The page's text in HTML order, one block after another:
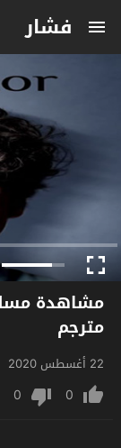
فشار
مترجم
22 أغسطس 2020
0
0